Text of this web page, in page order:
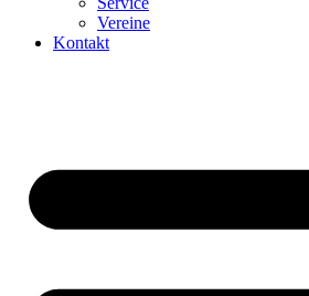
Vereine
Kontakt